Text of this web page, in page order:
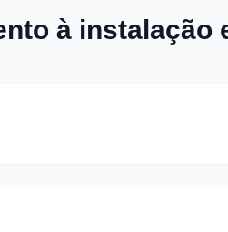
à instalação